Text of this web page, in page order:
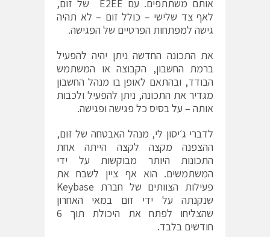
אותם משתתפים. עם E2EE של זום,
לאף צד שלישי – כולל זום – לא תהיה
גישה למפתחות הפרטיים של הפגישה.
את התכונה החדשה ניתן יהיה להפעיל
ברמת החשבון, הקבוצה או המשתמש
הבודד, ובהתאם לאופן בו מנהל החשבון
מגדיר את התכונה, ניתן להפעיל ולכבות
אותה – על בסיס כל פגישה ופגישה.
לדברי ג׳יסון לי, מנהל האבטחה של זום,
ההצפנה מקצה לקצה הייתה אחת
התכונות היותר מבוקשות על ידי
המשתמשים. הוא אף ציין לשבח את
פעילות הצוותים של חברת Keybase
שנקנתה על ידי זום במאי האחרון
שהצליחו לפתח את היכולת תוך 6
חודשים בלבד.